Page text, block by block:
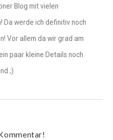
Blog mit vielen
Da werde ich definitiv noch
Vor allem da wir grad am
paar kleine Details noch
;)